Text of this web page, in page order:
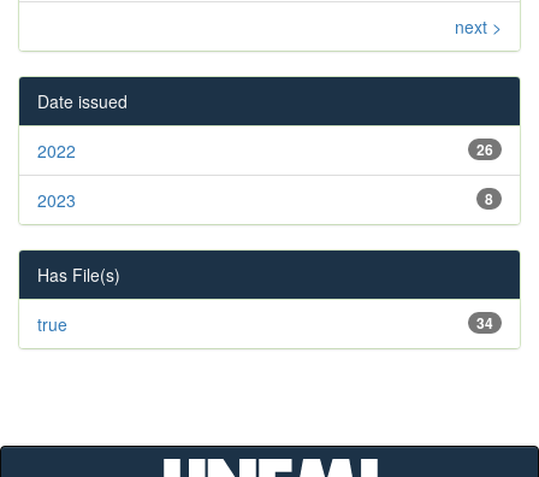
next >
Date issued
26
2022
8
2023
Has File(s)
34
true